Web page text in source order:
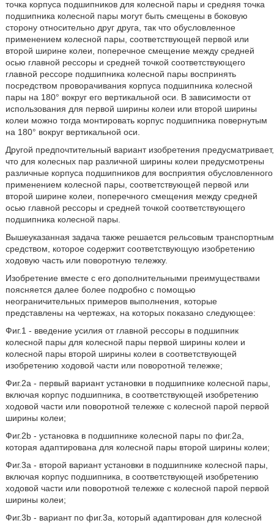
точка корпуса подшипников для колесной пары и средняя точка
подшипника колесной пары могут быть смещены в боковую
сторону относительно друг друга, так что обусловленное
применением колесной пары, соответствующей первой или
второй ширине колеи, поперечное смещение между средней
осью главной рессоры и средней точкой соответствующего
главной рессоре подшипника колесной пары воспринять
посредством проворачивания корпуса подшипника колесной
пары на 180° вокруг его вертикальной оси. В зависимости от
использования для первой ширины колеи или второй ширины
колеи можно тогда монтировать корпус подшипника повернутым
на 180° вокруг вертикальной оси.
Другой предпочтительный вариант изобретения предусматривает,
что для колесных пар различной ширины колеи предусмотрены
различные корпуса подшипников для восприятия обусловленного
применением колесной пары, соответствующей первой или
второй ширине колеи, поперечного смещения между средней
осью главной рессоры и средней точкой соответствующего
подшипника колесной пары.
Вышеуказанная задача также решается рельсовым транспортным
средством, которое содержит соответствующую изобретению
ходовую часть или поворотную тележку.
Изобретение вместе с его дополнительными преимуществами
поясняется далее более подробно с помощью
неограничительных примеров выполнения, которые
представлены на чертежах, на которых показано следующее:
Фиг.1 - введение усилия от главной рессоры в подшипник
колесной пары для колесной пары первой ширины колеи и
колесной пары второй ширины колеи в соответствующей
изобретению ходовой части или поворотной тележке;
Фиг.2а - первый вариант установки в подшипнике колесной пары,
включая корпус подшипника, в соответствующей изобретению
ходовой части или поворотной тележке с колесной парой первой
ширины колеи;
Фиг.2b - установка в подшипнике колесной пары по фиг.2а,
которая адаптирована для колесной пары второй ширины колеи;
Фиг.3а - второй вариант установки в подшипнике колесной пары,
включая корпус подшипника, в соответствующей изобретению
ходовой части или поворотной тележке с колесной парой первой
ширины колеи;
Фиг.3b - вариант по фиг.3а, который адаптирован для колесной